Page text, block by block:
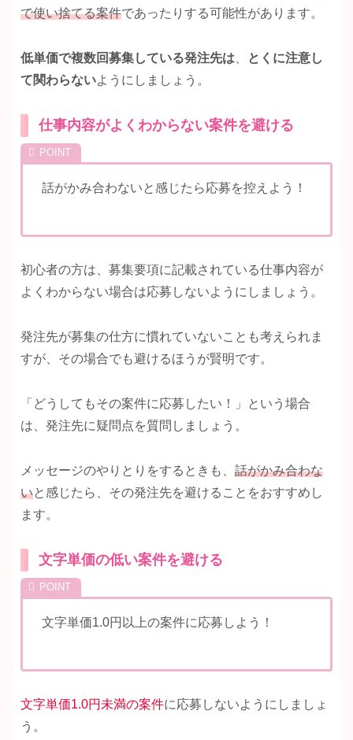
で使い捨てる案件であったりする可能性があります。
低単価で複数回募集している発注先は
とくに注意し
て関わらないようにしましょう。
仕事内容がよくわからない案件を避ける
話がかみ合わないと感じたら応募を控えよう！
初心者の方は、募集要項に記載されている仕事内容が
よくわからない場合は応募しないようにしましょう。
発注先が募集の仕方に慣れていないことも考えられま
すが、その場合でも避けるほうが賢明です。
「どうしてもその案件に応募したい！」という場合
は、発注先に疑問点を質問しましょう。
メッセージのやりとりをするときも、 話がかみ合わな
いと感じたら、その発注先を避けることをおすすめし
ます。
文字単価の低い案件を避ける
文字単価1.0円以上の案件に応募しよう！
文字単価1.0円未満の案件に応募しないようにしましょ
う。